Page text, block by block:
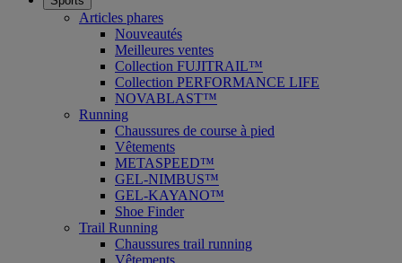
Articles phares
Nouveautés
Meilleures ventes
Collection FUJITRAIL™
Collection PERFORMANCE LIFE
NOVABLAST™
Running
Chaussures de course à pied
Vêtements
METASPEED™
GEL-NIMBUS™
GEL-KAYANO™
Shoe Finder
Trail Running
Chaussures trail running
Vêtements